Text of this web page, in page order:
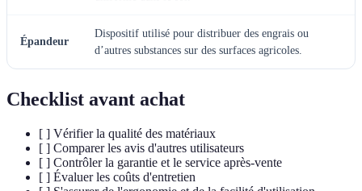
Épandeur
Dispositif utilisé pour distribuer des engrais ou
d’autres substances sur des surfaces agricoles.
Checklist avant achat
[ ] Vérifier la qualité des matériaux
[ ] Comparer les avis d'autres utilisateurs
[ ] Contrôler la garantie et le service après-vente
[ ] Évaluer les coûts d'entretien